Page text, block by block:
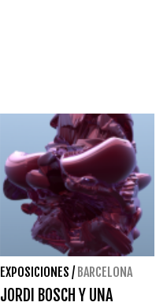
EXPOSICIONES / BARCELONA
JORDI BOSCH Y UNA